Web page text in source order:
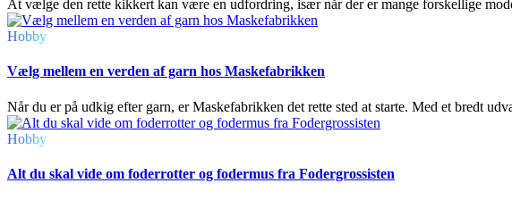
At vælge den rette kikkert kan være en udfordring, især når der er mange forskellige
Hobby
Vælg mellem en verden af garn hos Maskefabrikken
Når du er på udkig efter garn, er Maskefabrikken det rette sted at starte. Med et bredt
Hobby
Alt du skal vide om foderrotter og fodermus fra Fodergrossisten